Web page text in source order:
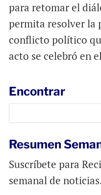
para retomar el
permita resolver la
conflicto político
acto se celebró en
Encontrar
Resumen
Suscríbete para
semanal de